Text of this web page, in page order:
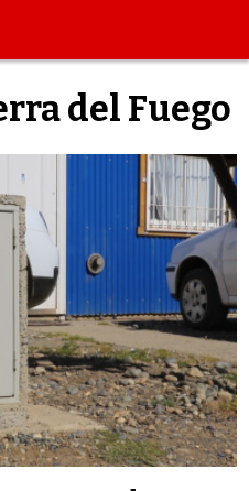
del Fuego